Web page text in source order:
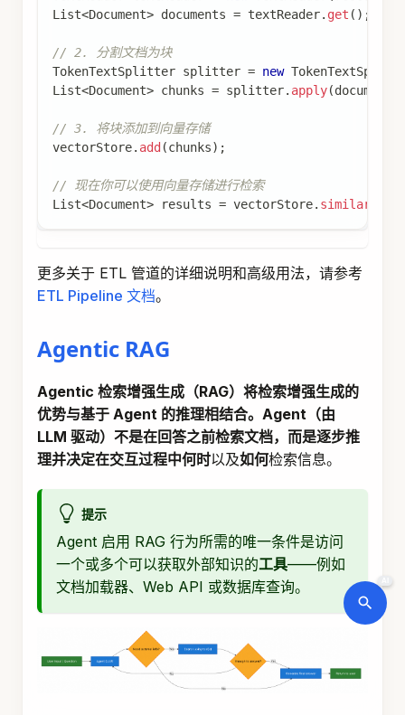
List<Document> documents = textReader. get ( ) ;
// 2. 分割文档为块
TokenTextSplitter splitter = new
List<Document> chunks = splitter. apply(documents
// 3. 将块添加到向量存储
vectorStore. add (chunks) ;
// 现在你可以使用向量存储进行检索
List<Document> results = vectorStore.
更多关于 ETL 管道的详细说明和高级用法，请参考
ETL Pipeline 文档。
Agentic RAG
Agentic 检索增强生成（RAG） 将检索增强生成的
优势与基于 Agent 的推理相结合。Agent（由
LLM 驱动）不是在回答之前检索文档，而是逐步推
理并决定在交互过程中何时以及如何检索信息。
提示
Agent 启用 RAG 行为所需的唯一条件是访问
一个或多个可以获取外部知识的工具——例如
文档加载器、Web API 或数据库查询。